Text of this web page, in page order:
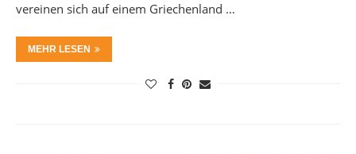
vereinen sich auf einem Griechenland …
MEHR LESEN